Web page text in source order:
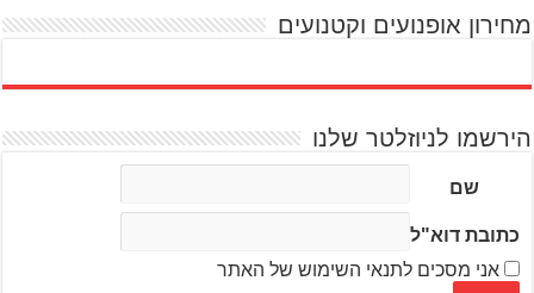
מחירון אופנועים וקטנועים
הירשמו לניוזלטר שלנו
שם
כתובת דוא"ל
אני מסכים לתנאי השימוש של האתר